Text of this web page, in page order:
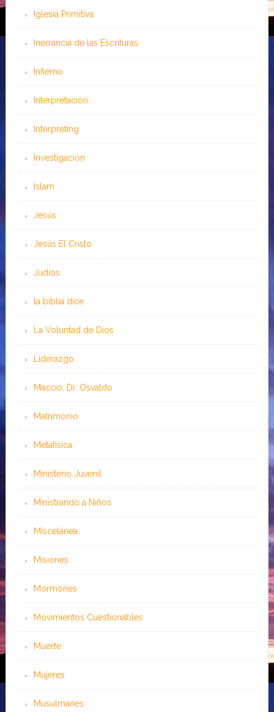
Iglesia Primitiva
Inerrancia de las Escrituras
Infierno
Interpretación
Interpreting
Investigación
Islam
Jesús
Jesús El Cristo
Judíos
la biblia dice
La Voluntad de Dios
Liderazgo
Maccio, Dr. Osvaldo
Matrimonio
Metafísica
Ministerio Juvenil
Ministrando a Niños
Miscelánea
Misiones
Mormones
Movimientos Cuestionables
Muerte
Mujeres
Musulmanes